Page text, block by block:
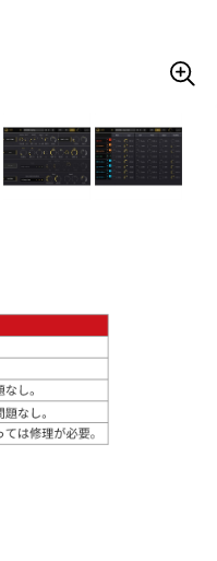
レコーディング機器
ヴィンテージ